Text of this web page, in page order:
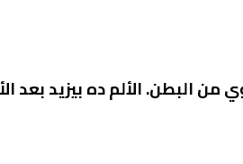
البطن. الألم ده بيزيد بعد